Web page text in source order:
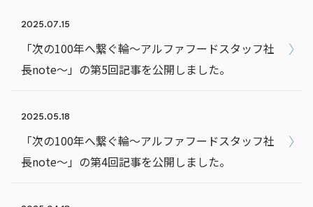
2025.07.15
「次の100年へ繋ぐ輪～アルファフードスタッフ社
長note～」の第5回記事を公開しました。
2025.05.18
「次の100年へ繋ぐ輪～アルファフードスタッフ社
長note～」の第4回記事を公開しました。